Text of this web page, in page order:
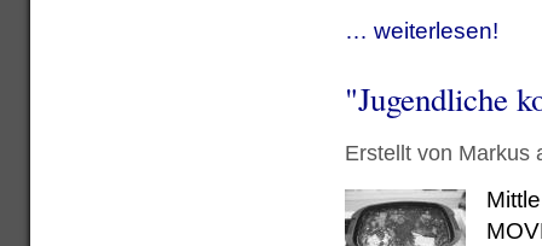
… weiterlesen!
"Jugendliche
Erstellt von Markus